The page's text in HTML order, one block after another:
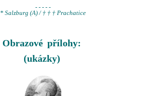
- - - - -
* Salzburg (A) / † † † Prachatice
Obrazové přílohy:
(ukázky)